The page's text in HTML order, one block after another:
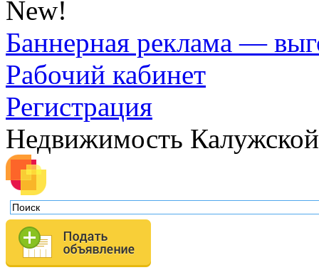
New!
Баннерная реклама —
Рабочий кабинет
Регистрация
Недвижимость